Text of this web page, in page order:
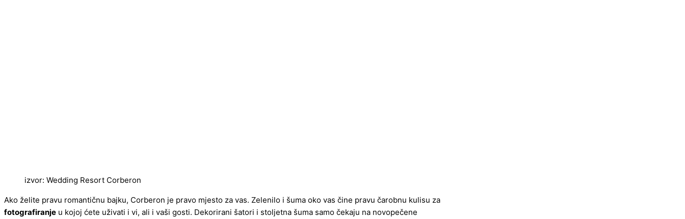
izvor: Wedding Resort Corberon
Ako želite pravu romantičnu bajku, Corberon je pravo mjesto za vas. Zelenilo i šuma oko vas čine pravu čarobnu kulisu za
fotografiranje u kojoj ćete uživati i vi, ali i vaši gosti. Dekorirani šatori i stoljetna šuma samo čekaju na novopečene